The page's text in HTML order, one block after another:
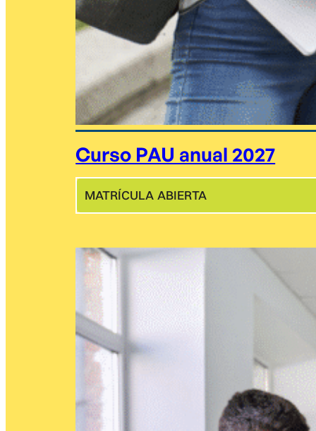
Curso PAU anual 2027
MATRÍCULA ABIERTA